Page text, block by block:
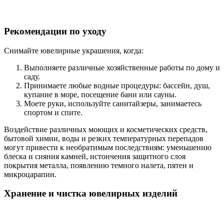
Рекомендации по уходу
Снимайте ювелирные украшения, когда:
Выполняете различные хозяйственные работы по дому и
саду.
Принимаете любые водные процедуры: бассейн, душ,
купание в море, посещение бани или сауны.
Моете руки, используйте санитайзеры, занимаетесь
спортом и спите.
Воздействие различных моющих и косметических средств,
бытовой химии, воды и резких температурных перепадов
могут привести к необратимым последствиям: уменьшению
блеска и сияния камней, истончения защитного слоя
покрытия металла, появлению темного налета, пятен и
микроцарапин.
Хранение и чистка ювелирных изделий